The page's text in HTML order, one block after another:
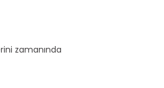
zamanında